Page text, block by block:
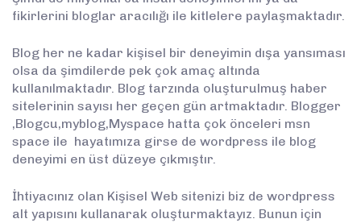
fikirlerini bloglar aracılığı ile kitlelere paylaşmaktadır.
Blog her ne kadar kişisel bir deneyimin dışa yansıması
olsa da şimdilerde pek çok amaç altında
kullanılmaktadır. Blog tarzında oluşturulmuş haber
sitelerinin sayısı her geçen gün artmaktadır. Blogger
,Blogcu,myblog,Myspace hatta çok önceleri msn
space ile hayatımıza girse de wordpress ile blog
deneyimi en üst düzeye çıkmıştır.
İhtiyacınız olan Kişisel Web sitenizi biz de wordpress
alt yapısını kullanarak oluşturmaktayız. Bunun için